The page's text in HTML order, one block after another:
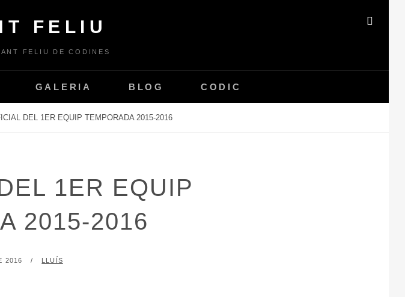
FELIU
FELIU DE CODINES
GALERIA BLOG CODIC
DEL 1ER EQUIP TEMPORADA 2015-2016
1ER EQUIP
2015-2016
2016 BY
LLUÍS